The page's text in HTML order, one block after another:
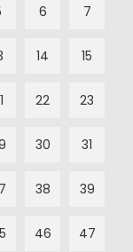
6 7
14 15
22 23
30 31
38 39
46 47